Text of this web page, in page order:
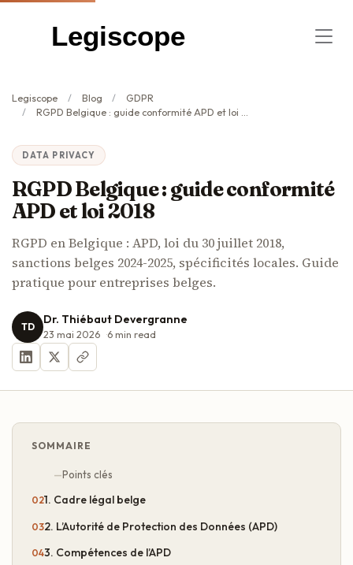
Legiscope
Legiscope Blog
GDPR
RGPD Belgique : guide conformité APD et loi 2018
DATA PRIVACY
RGPD Belgique : guide conformité
APD et loi 2018
RGPD en Belgique : APD, loi du 30 juillet 2018,
sanctions belges 2024-2025, spécificités locales. Guide
pratique pour entreprises belges.
TD Dr. Thiébaut Devergranne
23 mai 2026 6 min read
SOMMAIRE
Points clés
1. Cadre légal belge
2. L’Autorité de Protection des Données (APD)
3. Compétences de l’APD